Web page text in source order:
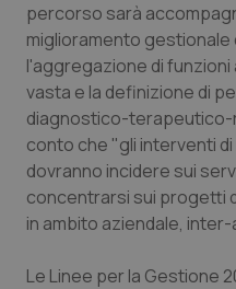
Sicilia
Toscana
Umbria
Valle D’Aosta
Veneto
Neuroscienze &
Obesità
Oftalmologia
Oncodermatologia
Oncoematologia
percorso sarà
miglioramento
l'aggregazione di
vasta e la definizione di
diagnostico-terapeutico-
conto che "gli interventi
dovranno incidere sui
concentrarsi sui progetti
in ambito aziendale,
Le Linee per la Gestione